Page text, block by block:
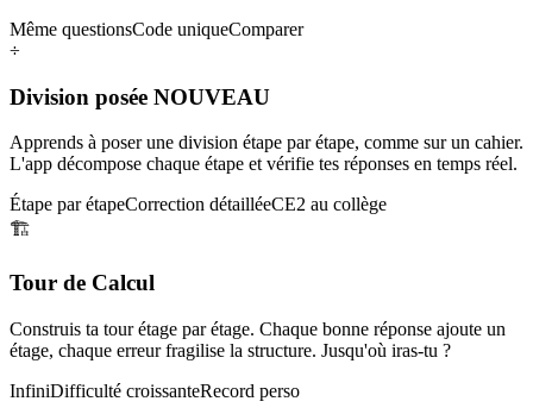
Même questionsCode uniqueComparer
÷
Division posée NOUVEAU
Apprends à poser une division étape par étape, comme sur un cahier.
L'app décompose chaque étape et vérifie tes réponses en temps réel.
Étape par étapeCorrection détailléeCE2 au collège
🏗️
Tour de Calcul
Construis ta tour étage par étage. Chaque bonne réponse ajoute un
étage, chaque erreur fragilise la structure. Jusqu'où iras-tu ?
InfiniDifficulté croissanteRecord perso